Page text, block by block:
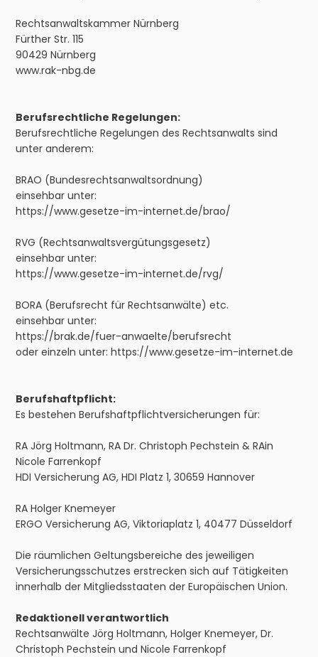
Rechtsanwaltskammer Nürnberg
Fürther Str. 115
90429 Nürnberg
www.rak-nbg.de
Berufsrechtliche Regelungen:
Berufsrechtliche Regelungen des Rechtsanwalts sind
unter anderem:
BRAO (Bundesrechtsanwaltsordnung)
einsehbar unter:
https://www.gesetze-im-internet.de/brao/
RVG (Rechtsanwaltsvergütungsgesetz)
einsehbar unter:
https://www.gesetze-im-internet.de/rvg/
BORA (Berufsrecht für Rechtsanwälte) etc.
einsehbar unter:
https://brak.de/fuer-anwaelte/berufsrecht
oder einzeln unter: https://www.gesetze-im-internet.de
Berufshaftpflicht:
Es bestehen Berufshaftpflichtversicherungen für:
RA Jörg Holtmann, RA Dr. Christoph Pechstein & RAin
Nicole Farrenkopf
HDI Versicherung AG, HDI Platz 1, 30659 Hannover
RA Holger Knemeyer
ERGO Versicherung AG, Viktoriaplatz 1, 40477 Düsseldorf
Die räumlichen Geltungsbereiche des jeweiligen
Versicherungsschutzes erstrecken sich auf Tätigkeiten
innerhalb der Mitgliedsstaaten der Europäischen Union.
Redaktionell verantwortlich
Rechtsanwälte Jörg Holtmann, Holger Knemeyer, Dr.
Christoph Pechstein und Nicole Farrenkopf